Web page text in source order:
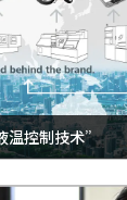
温控制技术”